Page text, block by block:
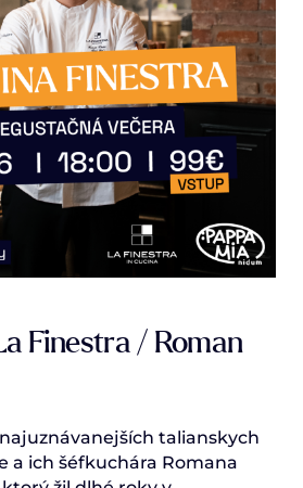
Finestra / Roman
talianskych
a ich šéfkuchára Romana